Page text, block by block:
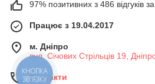
97% позитивних з 486 відгуків за
Працює з 19.04.2017
м. Дніпро
вул. Січових Стрільців 19,
Контакти
КНОПКА
ЗВ'ЯЗКУ